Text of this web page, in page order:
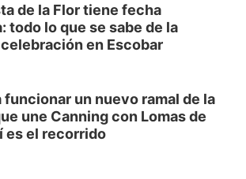
de la Flor tiene fecha
todo lo que se sabe de la
en Escobar
funcionar un nuevo ramal de la
une Canning con Lomas de
es el recorrido